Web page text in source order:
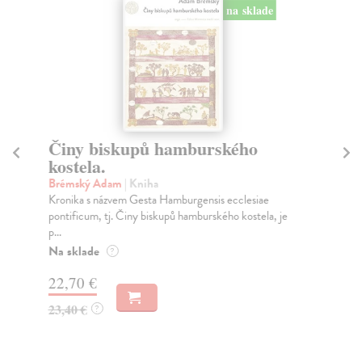
na sklade
Činy biskupů hamburského
kostela.
Brémský Adam | Kniha
Kronika s názvem Gesta Hamburgensis ecclesiae
pontificum, tj. Činy biskupů hamburského kostela, je
p...
Na sklade ?
22,70 €
23,40 € ?